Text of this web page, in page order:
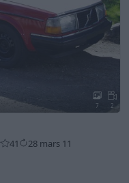
7 2
41 28 mars 11